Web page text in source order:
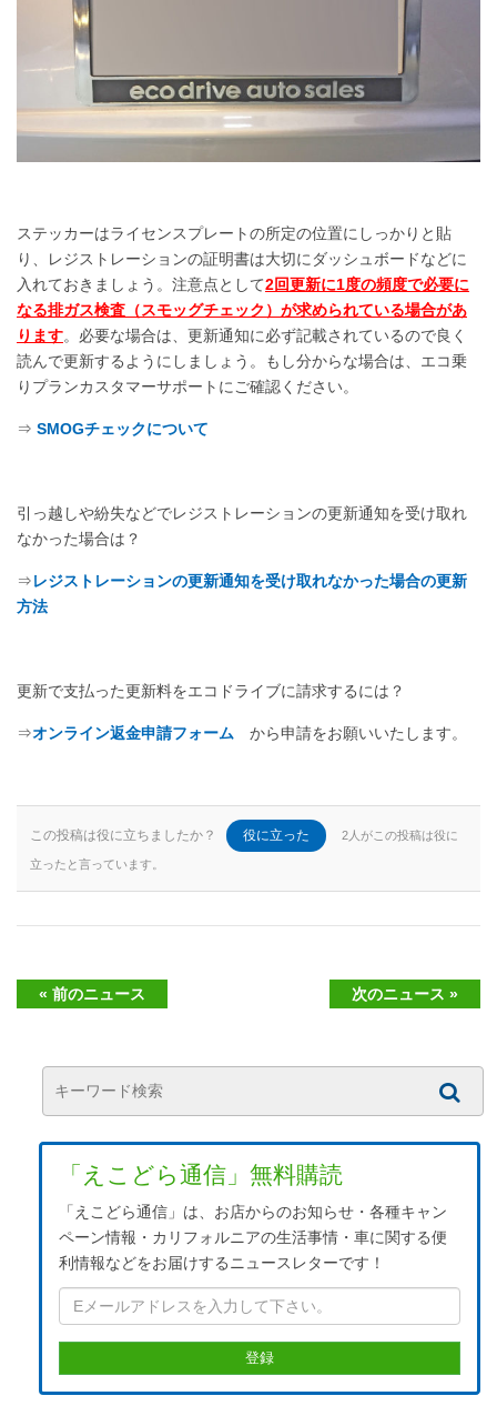
ステッカーはライセンスプレートの所定の位置にしっかりと貼
り、レジストレーションの証明書は大切にダッシュボードなどに
入れておきましょう。 注意点として2回更新に1度の頻度で必要に
なる排ガス検査（スモッグチェック）が求められている場合があ
ります。必要な場合は、更新通知に必ず記載されているので良く
読んで更新するようにしましょう。もし分からな場合は、エコ乗
りプランカスタマーサポートにご確認ください。
⇒ SMOGチェックについて
引っ越しや紛失などでレジストレーションの更新通知を受け取れ
なかった場合は？
⇒レジストレーションの更新通知を受け取れなかった場合の更新
方法
更新で支払った更新料をエコドライブに請求するには？
⇒オンライン返金申請フォーム から申請をお願いいたします。
この投稿は役に立ちましたか？ 役に立った 2人がこの投稿は役に
立ったと言っています。
« 前のニュース 次のニュース »
「えこどら通信」無料購読
「えこどら通信」は、お店からのお知らせ・各種キャン
ペーン情報・カリフォルニアの生活事情・車に関する便
利情報などをお届けするニュースレターです！